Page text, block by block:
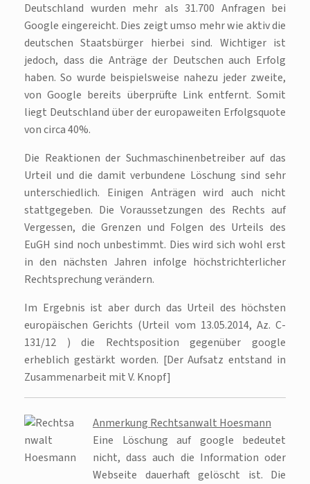
Deutschland wurden mehr als 31.700 Anfragen bei
Google eingereicht. Dies zeigt umso mehr wie aktiv die
deutschen Staatsbürger hierbei sind. Wichtiger ist
jedoch, dass die Anträge der Deutschen auch Erfolg
haben. So wurde beispielsweise nahezu jeder zweite,
von Google bereits überprüfte Link entfernt. Somit
liegt Deutschland über der europaweiten Erfolgsquote
von circa 40%.
Die Reaktionen der Suchmaschinenbetreiber auf das
Urteil und die damit verbundene Löschung sind sehr
unterschiedlich. Einigen Anträgen wird auch nicht
stattgegeben. Die Voraussetzungen des Rechts auf
Vergessen, die Grenzen und Folgen des Urteils des
EuGH sind noch unbestimmt. Dies wird sich wohl erst
in den nächsten Jahren infolge höchstrichterlicher
Rechtsprechung verändern.
Im Ergebnis ist aber durch das Urteil des höchsten
europäischen Gerichts (Urteil vom 13.05.2014, Az. C-
131/12 ) die Rechtsposition gegenüber google
erheblich gestärkt worden. [Der Aufsatz entstand in
Zusammenarbeit mit V. Knopf]
Anmerkung Rechtsanwalt Hoesmann
Eine Löschung auf google bedeutet
nicht, dass auch die Information oder
Webseite dauerhaft gelöscht ist. Die